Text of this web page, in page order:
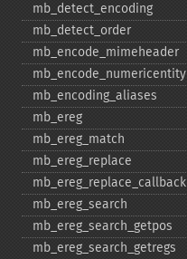
mb_​detect_​encoding
mb_​detect_​order
mb_​encode_​mimeheader
mb_​encode_​numericentity
mb_​encoding_​aliases
mb_​ereg
mb_​ereg_​match
mb_​ereg_​replace
mb_​ereg_​replace_​callback
mb_​ereg_​search
mb_​ereg_​search_​getpos
mb_​ereg_​search_​getregs